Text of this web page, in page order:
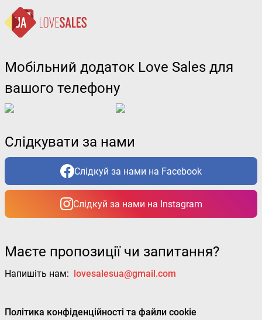
Мобільний додаток Love Sales для
вашого телефону
Слідкувати за нами
Слідкуй за нами на Facebook
Слідкуй за нами на Instagram
Маєте пропозиції чи запитання?
Напишіть нам: lovesalesua@gmail.com
Політика конфіденційності та файли cookie